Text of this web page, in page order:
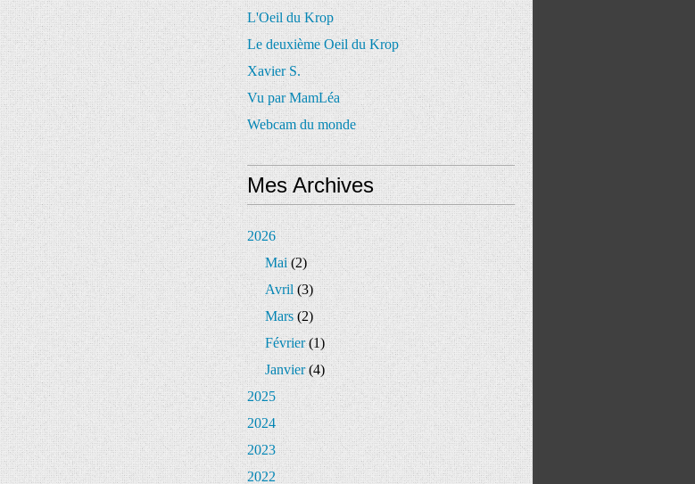
L'Oeil du Krop
Le deuxième Oeil du Krop
Xavier S.
Vu par MamLéa
Webcam du monde
Mes Archives
2026
Mai(2)
Avril(3)
Mars(2)
Février(1)
Janvier(4)
2025
2024
2023
2022